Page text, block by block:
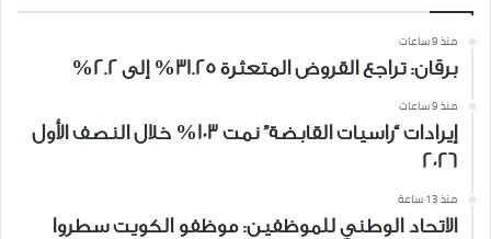
منذ 9 ساعات
برقان: تراجع القروض المتعثرة 31.25% إلى 2.2%
منذ 9 ساعات
إيرادات “راسيات القابضة” نمت 103% خلال النصف الأول
2026
منذ 13 ساعة
الاتحاد الوطني للموظفين: موظفو الكويت سطروا